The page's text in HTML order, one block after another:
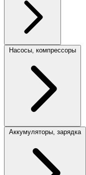
Насосы, компрессоры
Аккумуляторы, зарядка